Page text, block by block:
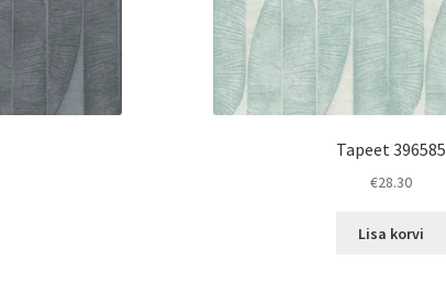
Tapeet 396585
€28.30
Lisa korvi